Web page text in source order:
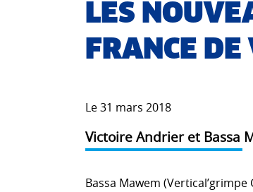
LES
FRANCE
Le 31 mars 2018
Victoire Andrier et Bassa
Bassa Mawem